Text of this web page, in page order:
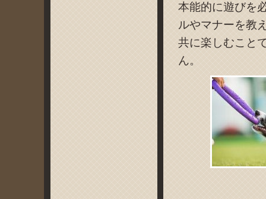
本能的に遊びを
ルやマナーを教
共に楽しむこと
ん。